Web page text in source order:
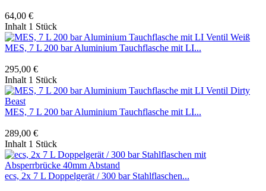
64,00 €
Inhalt 1 Stück
MES, 7 L 200 bar Aluminium Tauchflasche mit LI...
295,00 €
Inhalt 1 Stück
MES, 7 L 200 bar Aluminium Tauchflasche mit LI...
289,00 €
Inhalt 1 Stück
ecs, 2x 7 L Doppelgerät / 300 bar Stahlflaschen...